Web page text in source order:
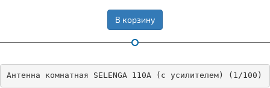
В корзину
Антенна комнатная SELENGA 110A (с усилителем) (1/100)